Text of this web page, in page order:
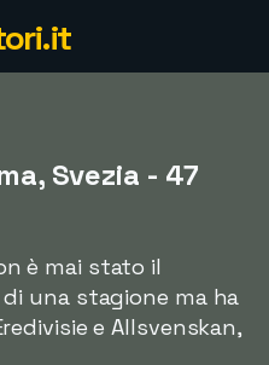
Svezia - 47
è mai stato il
una stagione ma ha
e Allsvenskan,